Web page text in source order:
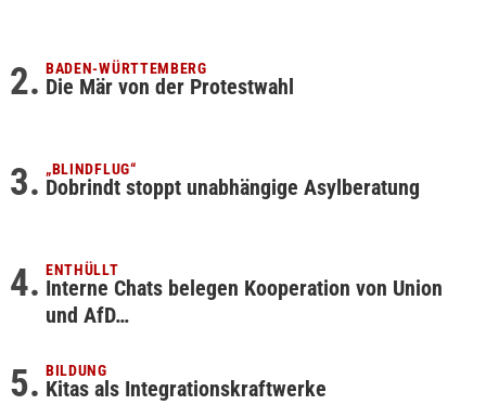
BADEN-WÜRTTEMBERG
Die Mär von der Protestwahl
„BLINDFLUG“
Dobrindt stoppt unabhängige Asylberatung
ENTHÜLLT
Interne Chats belegen Kooperation von Union
und AfD…
BILDUNG
Kitas als Integrationskraftwerke